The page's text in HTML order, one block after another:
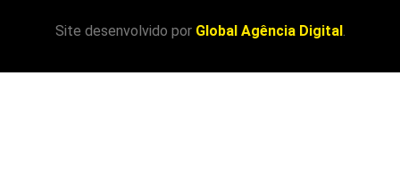
Site desenvolvido por Global Agência Digital.